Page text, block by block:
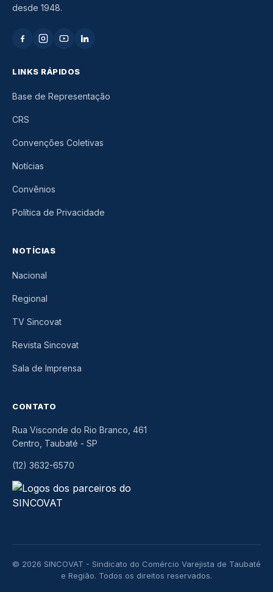
desde 1948.
LINKS RÁPIDOS
Base de Representação
CRS
Convenções Coletivas
Notícias
Convênios
Política de Privacidade
NOTÍCIAS
Nacional
Regional
TV Sincovat
Revista Sincovat
Sala de Imprensa
CONTATO
Rua Visconde do Rio Branco, 461
Centro, Taubaté - SP
(12) 3632-6570
© 2026 SINCOVAT - Sindicato do Comércio Varejista de Taubaté
e Região. Todos os direitos reservados.